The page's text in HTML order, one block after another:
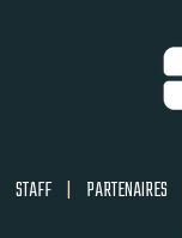
STAFF | PARTENAIRES